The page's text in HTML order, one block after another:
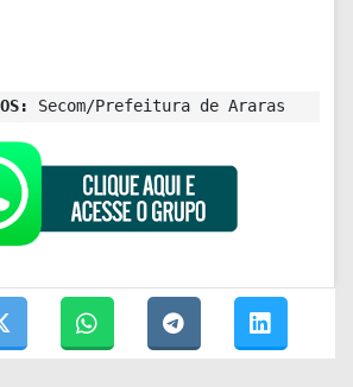
Secom/Prefeitura de Araras